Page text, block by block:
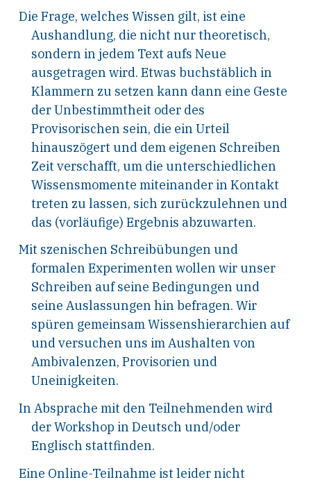
Die Frage, welches Wissen gilt, ist eine
Aushandlung, die nicht nur theoretisch,
sondern in jedem Text aufs Neue
ausgetragen wird. Etwas buchstäblich in
Klammern zu setzen kann dann eine Geste
der Unbestimmtheit oder des
Provisorischen sein, die ein Urteil
hinauszögert und dem eigenen Schreiben
Zeit verschafft, um die unterschiedlichen
Wissensmomente miteinander in Kontakt
treten zu lassen, sich zurückzulehnen und
das (vorläufige) Ergebnis abzuwarten.
Mit szenischen Schreibübungen und
formalen Experimenten wollen wir unser
Schreiben auf seine Bedingungen und
seine Auslassungen hin befragen. Wir
spüren gemeinsam Wissenshierarchien auf
und versuchen uns im Aushalten von
Ambivalenzen, Provisorien und
Uneinigkeiten.
In Absprache mit den Teilnehmenden wird
der Workshop in Deutsch und/oder
Englisch stattfinden.
Eine Online-Teilnahme ist leider nicht